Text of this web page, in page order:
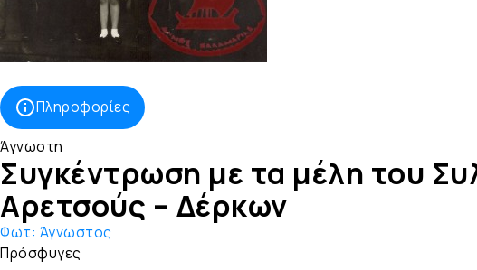
Πληροφορίες
Άγνωστη
Συγκέντρωση με τα μέλη του
Αρετσούς – Δέρκων
Φωτ: Άγνωστος
Πρόσφυγες